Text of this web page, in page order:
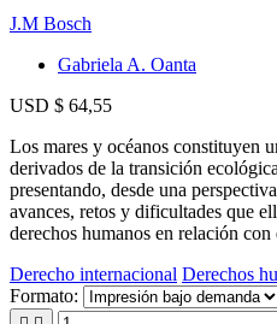
J.M Bosch
Gabriela A. Oanta
USD $ 64,55
Los mares y océanos constituyen
derivados de la transición
presentando, desde una
avances, retos y dificultades que
derechos humanos en relación con
Derecho internacional Derechos
Formato: